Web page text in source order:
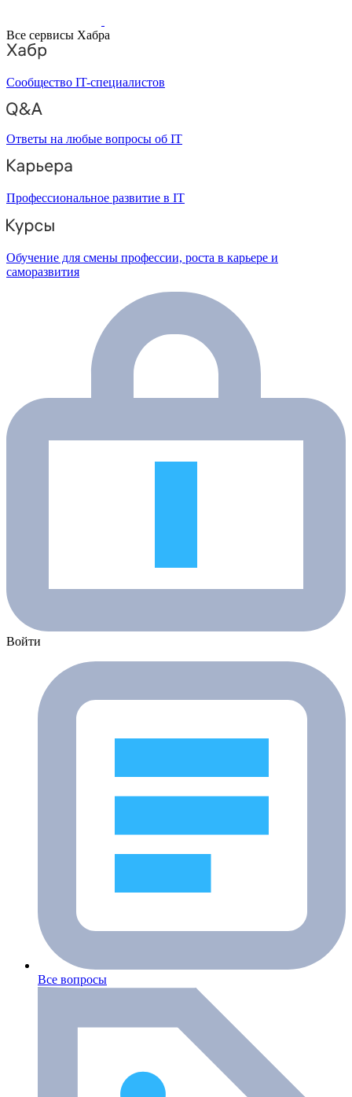
Все сервисы Хабра
Сообщество IT-специалистов
Ответы на любые вопросы об IT
Профессиональное развитие в IT
Обучение для смены профессии, роста в карьере и
саморазвития
Войти
Все вопросы